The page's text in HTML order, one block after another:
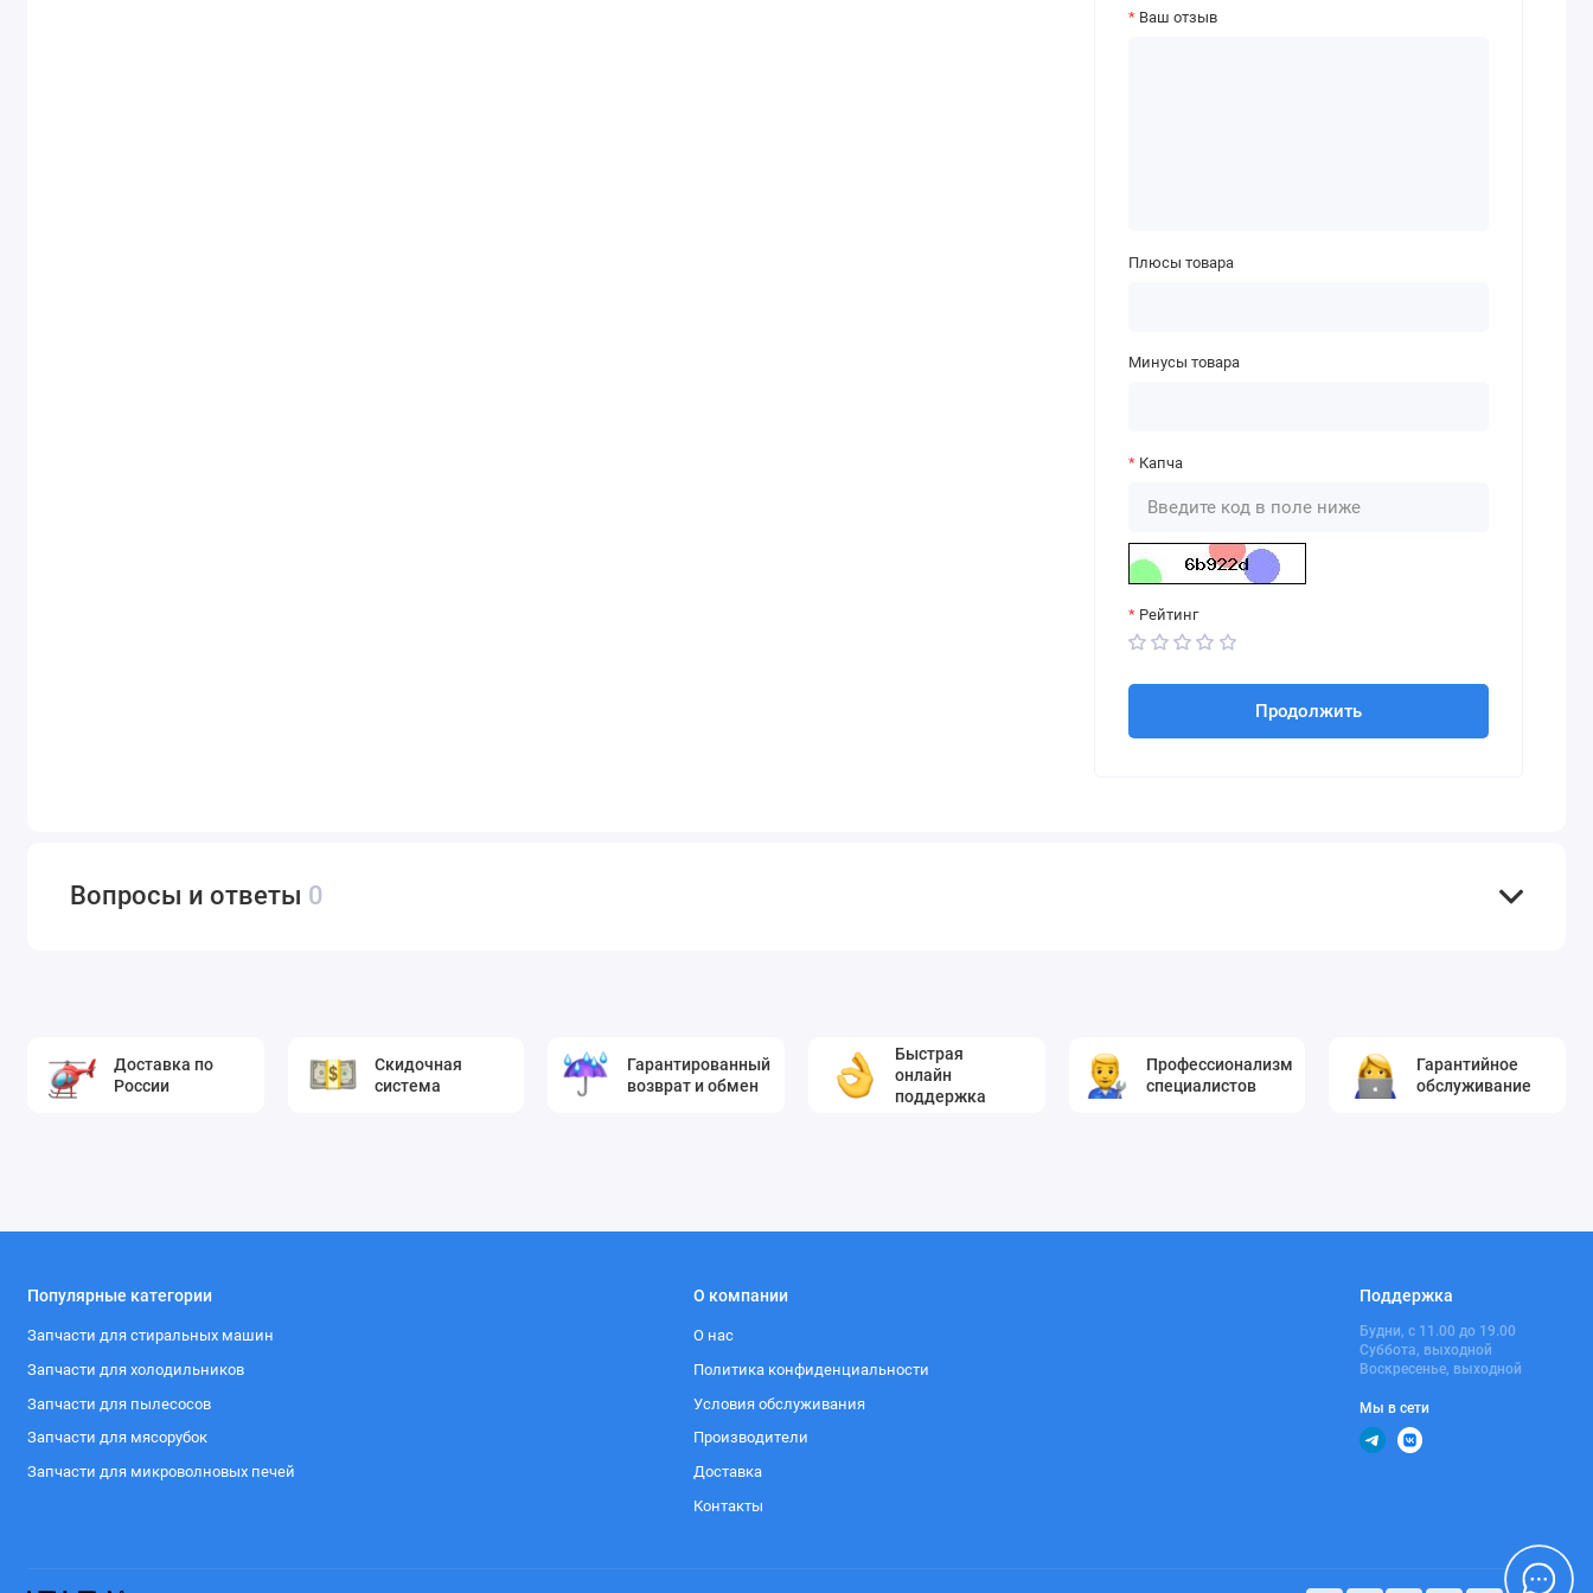
Ваш отзыв
Плюсы товара
Минусы товара
Капча
Рейтинг
Продолжить
Вопросы и ответы 0
Доставка по
России
Скидочная
система
Гарантированный
возврат и обмен
Быстрая
онлайн
поддержка
Профессионализм
специалистов
Гарантийное
обслуживание
Популярные категории
Запчасти для стиральных машин
Запчасти для холодильников
Запчасти для пылесосов
Запчасти для мясорубок
Запчасти для микроволновых печей
О компании
О нас
Политика конфиденциальности
Условия обслуживания
Производители
Доставка
Контакты
Поддержка
Будни, с 11.00 до 19.00
Суббота, выходной
Воскресенье, выходной
Мы в сети